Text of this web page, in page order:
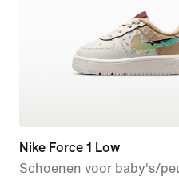
Nike Force 1 Low
Schoenen voor baby's/